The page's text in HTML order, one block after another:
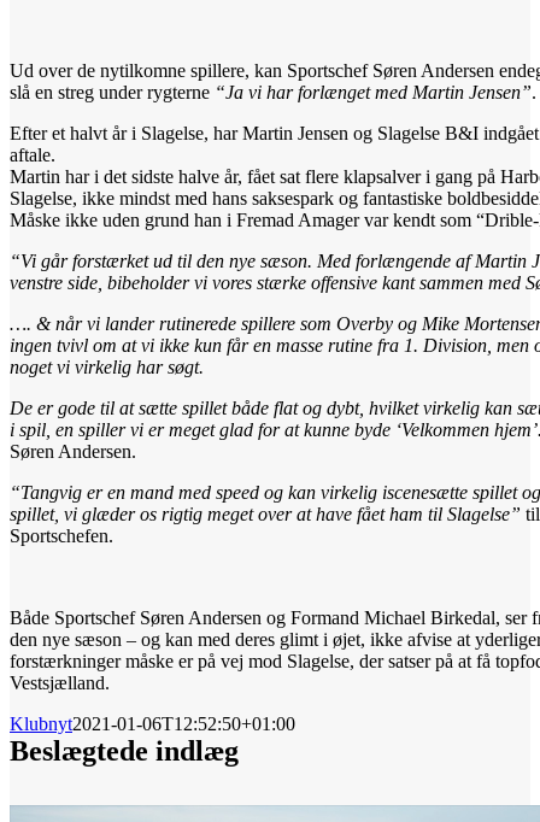
Ud over de nytilkomne spillere, kan Sportschef Søren Andersen
slå en streg under rygterne “Ja vi har forlænget med Martin Jensen”.
Efter et halvt år i Slagelse, har Martin Jensen og Slagelse B&I
aftale.
Martin har i det sidste halve år, fået sat flere klapsalver i gang på
Slagelse, ikke mindst med hans saksespark og fantastiske
Måske ikke uden grund han i Fremad Amager var kendt som
“Vi går forstærket ud til den nye sæson. Med forlængende af Martin
venstre side, bibeholder vi vores stærke offensive kant sammen med
…. & når vi lander rutinerede spillere som Overby og Mike
ingen tvivl om at vi ikke kun får en masse rutine fra 1. Division, men
noget vi virkelig har søgt.
De er gode til at sætte spillet både flat og dybt, hvilket virkelig kan
i spil, en spiller vi er meget glad for at kunne byde ‘Velkommen
Søren Andersen.
“Tangvig er en mand med speed og kan virkelig iscenesætte spillet
spillet, vi glæder os rigtig meget over at have fået ham til Slagelse”
Sportschefen.
Både Sportschef Søren Andersen og Formand Michael Birkedal, ser
den nye sæson – og kan med deres glimt i øjet, ikke afvise at
forstærkninger måske er på vej mod Slagelse, der satser på at få
Vestsjælland.
Klubnyt2021-01-06T12:52:50+01:00
Beslægtede indlæg